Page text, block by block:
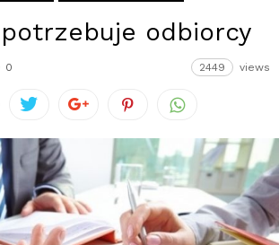
odbiorcy
0 2449 views